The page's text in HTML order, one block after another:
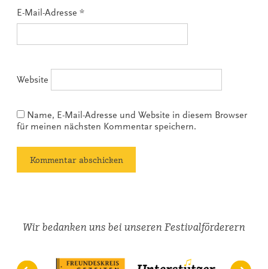
E-Mail-Adresse *
Website
Name, E-Mail-Adresse und Website in diesem Browser
für meinen nächsten Kommentar speichern.
Wir bedanken uns bei unseren Festivalförderern